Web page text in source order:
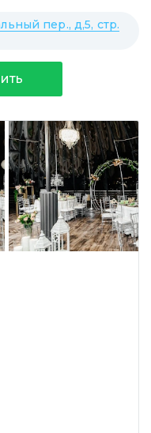
пер., д,5, стр.